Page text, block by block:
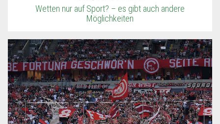
Wetten nur auf Sport? – es gibt auch andere
Möglichkeiten